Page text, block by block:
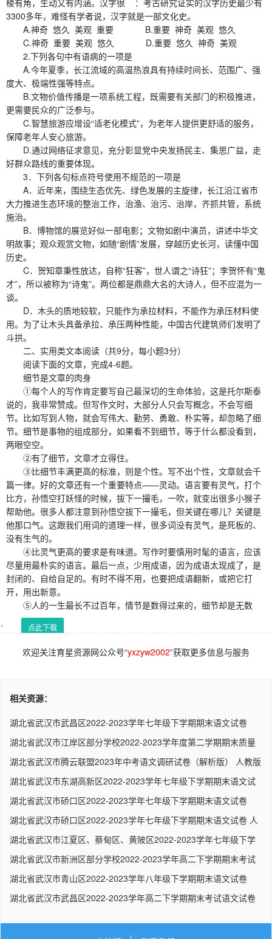
3300多年，难怪有学者说，汉字就是一部文化史。
A.神奇 悠久 美观 重要 B.重要 神奇 美观 悠久
C.神奇 重要 美观 悠久 D.重要 悠久 神奇 美观
2.下列各句中有语病的一项是
A.今年夏季，长江流域的高温热浪具有持续时间长、范围广、强
度大、极端性强等特点。
B.文物价值传播是一项系统工程，既需要有关部门的积极推进，
更需要民众的广泛参与。
C.智慧旅游应增设“适老化模式”，为老年人提供更舒适的服务，
保障老年人安心旅游。
D.通过网络征求意见，充分彰显党中央发扬民主、集思广益，走
好群众路线的重要体现。
3．下列各句标点符号使用不规范的一项是
A．近年来，围绕生态优先、绿色发展的主旋律，长江沿江省市
大力推进生态环境的整治工作，治渔、治污、治岸，齐抓共管，系统
施治。
B．博物馆的展览好似一部电影；文物如剧中演员，讲述中华文
明故事；观众观赏文物，如随“剧情”发展，穿越历史长河，读懂中国
历史。
C．贺知章秉性放达，自称“狂客”，世人谓之“诗狂”；李贺怀有“鬼
才”，所以被称为“诗鬼”。两位都是鼎鼎大名的大诗人，但不应混为一
谈。
D．木头的质地较软，只能作为承拉材料，不能作为承压材料使
用。为了让木头具备承拉、承压两种性能，中国古代建筑师们发明了
斗拱。
二、实用类文本阅读（共9分，每小题3分）
阅读下面的文章，完成4-6题。
细节是文章的肉身
①每个人的写作肯定要写自己最深切的生命体验，这是托尔斯泰
说的，我非常赞成。但写作文时，大部分人只会写概念，不会写细
节。比如写到人物，就会写伟大、勤劳、勇敢、朴实等，却忽略了细
节。细节是事物的组成部分，如果看不到细节，等于什么都没看到，
两眼空空。
②有了细节，文章才立得住。
③比细节丰满更高的标准，则是个性。写不出个性，文章就会千
篇一律。好的文章还有一个重要特点——灵动。语言要有灵气，打个
比方，孙悟空打妖怪的时候，拔下一撮毛，一吹，就变出很多小猴子
帮助他。很多人都注意到孙悟空拔下一撮毛，但关键在哪儿？关键是
他那口气。这跟我们用词的道理一样，很多词没有灵气，是死板的、
没有生气的。
④比灵气更高的要求是有味道。写作时要慎用时髦的语言，应该
尽量用最朴实的语言。最后一点，少用成语，因为成语太现成了，是
封闭的、自给自足的。有时不得不用，也要把成语翻新，或把它打
开，用出新意。
⑤人的一生最长不过百年，情节是数得过来的，细节却是无数
点此下载
欢迎关注育星资源网公众号“yxzyw2002”获取更多信息与服务
相关资源：
湖北省武汉市武昌区2022-2023学年七年级下学期期末语文试卷
湖北省武汉市江岸区部分学校2022-2023学年度第二学期期末质量
湖北省武汉市腾云联盟2023年中考语文调研试卷（解析版） 人教版
湖北省武汉市东湖高新区2022-2023学年七年级下学期期末语文试
湖北省武汉市硚口区2022-2023学年七年级下学期期末语文试卷
湖北省武汉市硚口区2022-2023学年七年级下学期期末语文试卷 人
湖北省武汉市江夏区、蔡甸区、黄陂区2022-2023学年七年级下学
湖北省武汉市新洲区部分学校2022-2023学年高二下学期期末考试
湖北省武汉市青山区2022-2023学年八年级下学期期末语文试卷
湖北省武汉市武昌区2022-2023学年高二下学期期末考试语文试卷